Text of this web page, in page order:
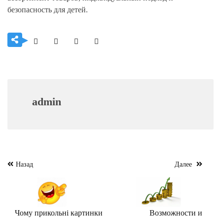
безопасность для детей.
admin
Навигация
Назад
Чому прикольні картинки
Далее
Возможности и